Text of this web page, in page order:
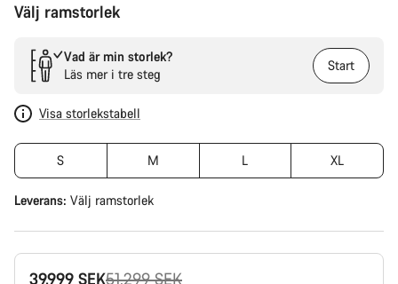
Välj ramstorlek
Vad är min storlek?
Läs mer i tre steg
Start
Visa storlekstabell
S M L XL
Leverans: Välj ramstorlek
39.999 SEK
Originalpris51.299 SEK